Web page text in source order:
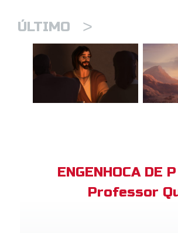
ÚLTIMO >
ENGENHOCA DE
Professor